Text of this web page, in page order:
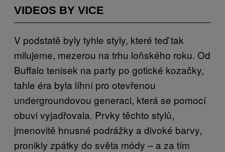
VIDEOS BY VICE
V podstatě byly tyhle styly, které teď tak
milujeme, mezerou na trhu loňského roku. Od
Buffalo tenisek na party po gotické kozačky,
tahle éra byla líhní pro otevřenou
undergroundovou generaci, která se pomocí
obuvi vyjadřovala. Prvky těchto stylů,
jmenovitě hnusné podrážky a divoké barvy,
pronikly zpátky do světa módy – a za tím